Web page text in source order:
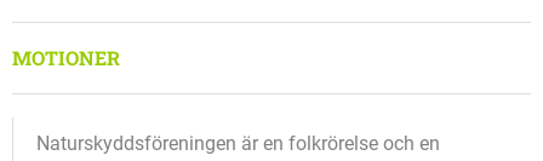
MOTIONER
Naturskyddsföreningen är en folkrörelse och en